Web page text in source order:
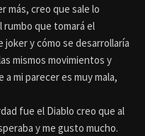
más, creo que sale lo
rumbo que tomará el
y cómo se desarrollaría
mismos movimientos y
mi parecer es muy mala,
fue el Diablo creo que al
y me gusto mucho.